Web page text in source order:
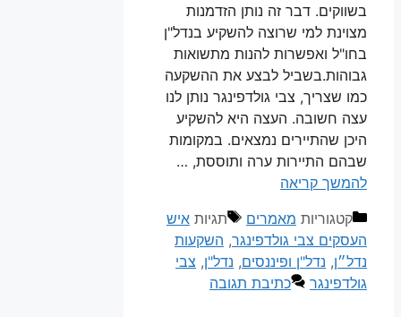
בשווקים. דבר זה נותן הזדמנות
מצוינת למי שרוצה להשקיע בנדל"ן
בחו"ל ואפשרות להנות מתשואות
גבוהות.בשביל לבצע את ההשקעה
כמו שצריך, צבי גולדפינגר נותן לנו
עצה חשובה. העצה היא להשקיע
היכן שהתיירים נמצאים. במקומות
שבהם התיירות ערה ותוססת, …
להמשך קריאה
קטגוריות מאמרים תגיות איש
העסקים צבי גולדפינגר, השקעות
נדל״ן, נדל"ן ופיננסים, נדל"ן, צבי
גולדפינגר
כתיבת תגובה